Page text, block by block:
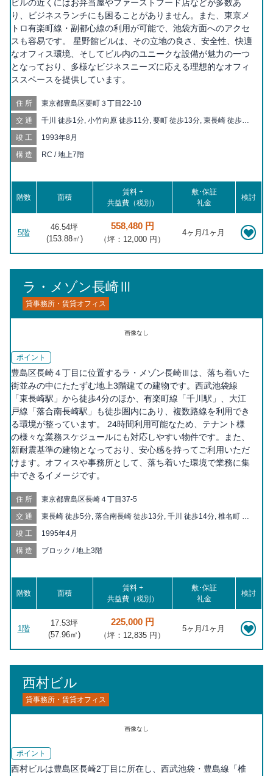
ビルの近くにはお弁当屋やファーストフード店などが多数あ
り、ビジネスランチにも困ることがありません。また、東京メ
トロ有楽町線・副都心線の利用が可能で、池袋方面へのアクセ
スも容易です。 星野館ビルは、その立地の良さ、安全性、快適
なオフィス環境、そしてビル内のユニークな設備が魅力の一つ
となっており、多様なビジネスニーズに応える理想的なオフィ
ススペースを提供しています。
住所 東京都豊島区要町３丁目22-10
交通
千川 徒歩1分, 小竹向原 徒歩11分, 要町 徒歩13分, 東長崎 徒歩14
竣工 1993年8月
構造 RC / 地上7階
階数 面積
賃料 +
共益費（税別）
敷･保証
礼金
検討
5階
46.54坪
(153.88㎡)
558,480 円
（坪：12,000 円）
4ヶ月/1ヶ月
ラ・メゾン長崎Ⅲ
貸事務所・賃貸オフィス
画像なし
ポイント
豊島区長崎４丁目に位置するラ・メゾン長崎Ⅲは、落ち着いた
街並みの中にたたずむ地上3階建ての建物です。西武池袋線
「東長崎駅」から徒歩4分のほか、有楽町線「千川駅」、大江
戸線「落合南長崎駅」も徒歩圏内にあり、複数路線を利用でき
る環境が整っています。 24時間利用可能なため、テナント様
の様々な業務スケジュールにも対応しやすい物件です。また、
新耐震基準の建物となっており、安心感を持ってご利用いただ
けます。オフィスや事務所として、落ち着いた環境で業務に集
中できるイメージです。
住所 東京都豊島区長崎４丁目37-5
交通
東長崎 徒歩5分, 落合南長崎 徒歩13分, 千川 徒歩14分, 椎名町 徒
竹向原 徒歩18分
竣工 1995年4月
構造 ブロック / 地上3階
階数 面積
賃料 +
共益費（税別）
敷･保証
礼金
検討
1階
17.53坪
(57.96㎡)
225,000 円
（坪：12,835 円）
5ヶ月/1ヶ月
西村ビル
貸事務所・賃貸オフィス
画像なし
ポイント
西村ビルは豊島区長崎2丁目に所在し、西武池袋・豊島線「椎